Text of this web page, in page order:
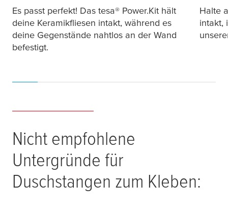
Es passt perfekt! Das tesa® Power.Kit hält
deine Keramikfliesen intakt, während es
deine Gegenstände nahtlos an der Wand
befestigt.
Halte
intakt,
Nicht empfohlene
Untergründe für
Duschstangen zum Kleben: